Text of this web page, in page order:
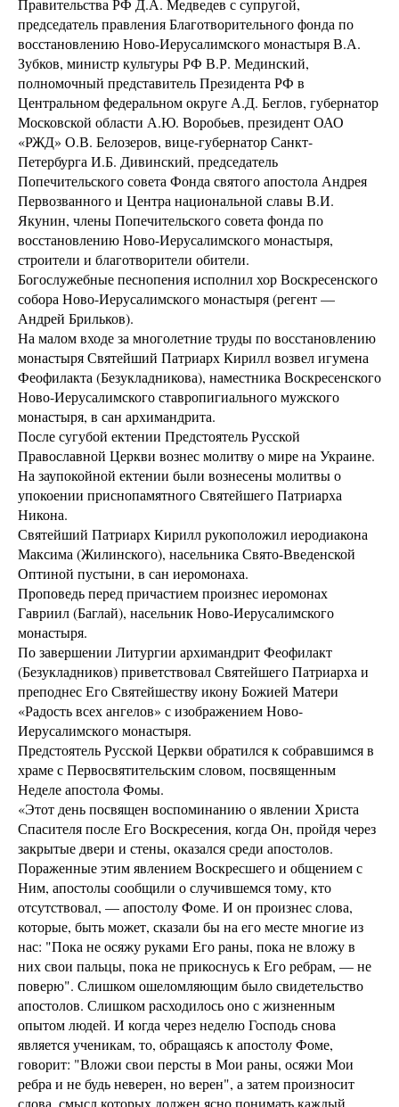
Правительства РФ Д.А. Медведев с супругой,
председатель правления Благотворительного фонда по
восстановлению Ново-Иерусалимского монастыря В.А.
Зубков, министр культуры РФ В.Р. Мединский,
полномочный представитель Президента РФ в
Центральном федеральном округе А.Д. Беглов, губернатор
Московской области А.Ю. Воробьев, президент ОАО
«РЖД» О.В. Белозеров, вице-губернатор Санкт-
Петербурга И.Б. Дивинский, председатель
Попечительского совета Фонда святого апостола Андрея
Первозванного и Центра национальной славы В.И.
Якунин, члены Попечительского совета фонда по
восстановлению Ново-Иерусалимского монастыря,
строители и благотворители обители.
Богослужебные песнопения исполнил хор Воскресенского
собора Ново-Иерусалимского монастыря (регент —
Андрей Брильков).
На малом входе за многолетние труды по восстановлению
монастыря Святейший Патриарх Кирилл возвел игумена
Феофилакта (Безукладникова), наместника Воскресенского
Ново-Иерусалимского ставропигиального мужского
монастыря, в сан архимандрита.
После сугубой ектении Предстоятель Русской
Православной Церкви вознес молитву о мире на Украине.
На заупокойной ектении были вознесены молитвы о
упокоении приснопамятного Святейшего Патриарха
Никона.
Святейший Патриарх Кирилл рукоположил иеродиакона
Максима (Жилинского), насельника Свято-Введенской
Оптиной пустыни, в сан иеромонаха.
Проповедь перед причастием произнес иеромонах
Гавриил (Баглай), насельник Ново-Иерусалимского
монастыря.
По завершении Литургии архимандрит Феофилакт
(Безукладников) приветствовал Святейшего Патриарха и
преподнес Его Святейшеству икону Божией Матери
«Радость всех ангелов» с изображением Ново-
Иерусалимского монастыря.
Предстоятель Русской Церкви обратился к собравшимся в
храме с Первосвятительским словом, посвященным
Неделе апостола Фомы.
«Этот день посвящен воспоминанию о явлении Христа
Спасителя после Его Воскресения, когда Он, пройдя через
закрытые двери и стены, оказался среди апостолов.
Пораженные этим явлением Воскресшего и общением с
Ним, апостолы сообщили о случившемся тому, кто
отсутствовал, — апостолу Фоме. И он произнес слова,
которые, быть может, сказали бы на его месте многие из
нас: "Пока не осяжу руками Его раны, пока не вложу в
них свои пальцы, пока не прикоснусь к Его ребрам, — не
поверю". Слишком ошеломляющим было свидетельство
апостолов. Слишком расходилось оно с жизненным
опытом людей. И когда через неделю Господь снова
является ученикам, то, обращаясь к апостолу Фоме,
говорит: "Вложи свои персты в Мои раны, осяжи Мои
ребра и не будь неверен, но верен", а затем произносит
слова, смысл которых должен ясно понимать каждый